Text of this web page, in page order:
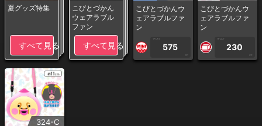
夏グッズ特集
すべて見る
こびとづかん
ウェアラブル
ファン
すべて見る
こびとづかんウ
ェアラブルファ
ン
1PLAY
575
CP
こびとづかんウ
ェアラブルファ
ン
1PLAY
230
CP
324-C